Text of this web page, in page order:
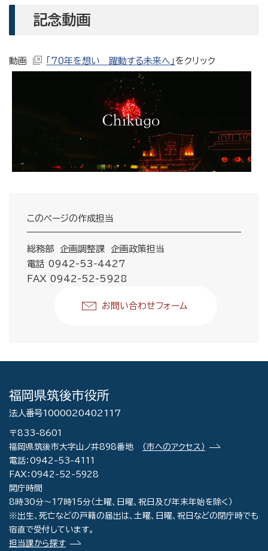
記念動画
動画 「70年を想い 躍動する未来へ」 をクリック
このページの作成担当
総務部 企画調整課 企画政策担当
電話 0942-53-4427
FAX 0942-52-5928
お問い合わせフォーム
福岡県筑後市役所
法人番号1000020402117
〒833-8601
福岡県筑後市大字山ノ井898番地
（市へのアクセス）
電話：0942-53-4111
FAX：0942-52-5928
開庁時間
8時30分～17時15分（土曜、日曜、祝日及び年末年始を除く）
※出生、死亡などの戸籍の届出は、土曜、日曜、祝日などの閉庁時でも
宿直で受付しています。
担当課から探す